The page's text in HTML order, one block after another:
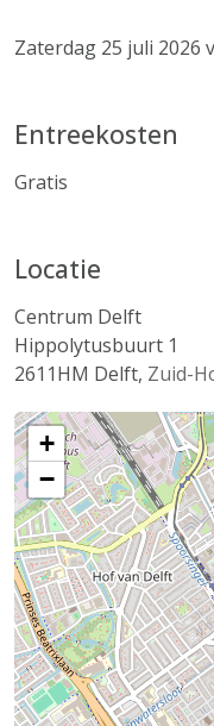
Zaterdag 25 juli 2026
Entreekosten
Gratis
Locatie
Centrum Delft
Hippolytusbuurt 1
2611HM Delft, Zuid-
+
−